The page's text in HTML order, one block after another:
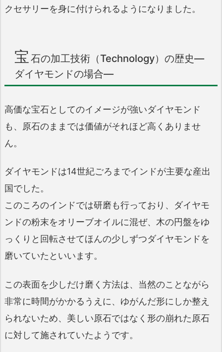
クセサリーを身に付けられるようになりました。
宝 石の加工技術（Technology）の歴史―
ダイヤモンドの場合―
高価な宝石としてのイメージが強いダイヤモンド
も、原石のままでは価値がそれほど高くありませ
ん。
ダイヤモンドは14世紀ごろまでインドが主要な産出
国でした。
このころのインドでは研磨も行っており、ダイヤモ
ンドの粉末をオリーブオイルに混ぜ、木の円盤をゆ
っくりと回転させてほんの少しずつダイヤモンドを
磨いていたといいます。
この表面を少しだけ磨く方法は、当然のことながら
非常に時間がかかるうえに、ゆがんだ形にしか整え
られないため、美しい原石ではなく形の崩れた原石
に対して施されていたようです。